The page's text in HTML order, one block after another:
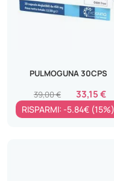
PULMOGUNA 30CPS
33,15 €
39,00 €
RISPARMI: -5.84€ (15%)